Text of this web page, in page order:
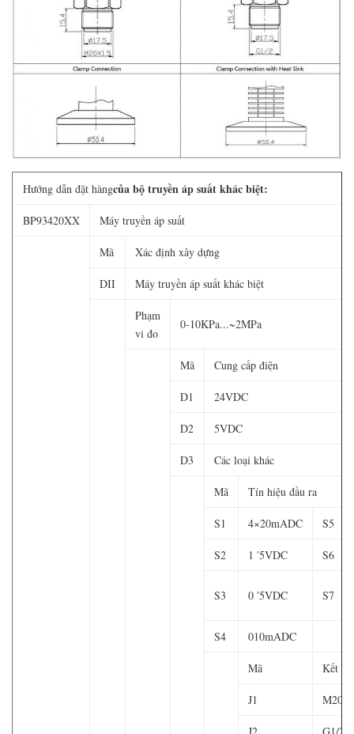
Hướng dẫn đặt hàngcủa bộ truyền áp suất khác biệt:
BP93420XX Máy truyền áp suất
Mã Xác định xây dựng
DII Máy truyền áp suất khác biệt
Phạm
vi đo
0-10KPa...~2MPa
Mã Cung cấp điện
D1 24VDC
D2 5VDC
D3 Các loại khác
Mã Tín hiệu đầu ra
S1 4×20mADC S5
S2 1 ′5VDC S6
S3 0 ′5VDC S7
S4 010mADC
Mã Kết
J1 M20